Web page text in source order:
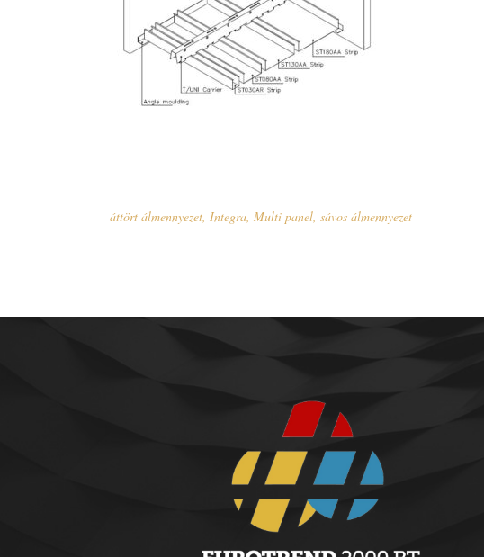
áttört álmennyezet, Integra, Multi panel, sávos álmennyezet